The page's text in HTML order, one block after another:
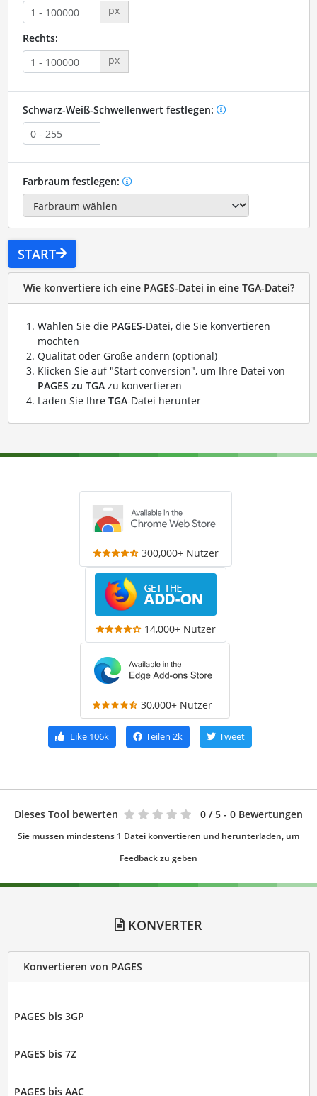
px
Rechts:
px
Schwarz-Weiß-Schwellenwert festlegen:
Farbraum festlegen:
START
Wie konvertiere ich eine PAGES-Datei in eine TGA-Datei?
Wählen Sie die PAGES-Datei, die Sie konvertieren
möchten
Qualität oder Größe ändern (optional)
Klicken Sie auf "Start conversion", um Ihre Datei von
PAGES zu TGAzu konvertieren
Laden Sie Ihre TGA-Datei herunter
300,000+ Nutzer
14,000+ Nutzer
30,000+ Nutzer
Like 106k Teilen 2k Tweet
Dieses Tool bewerten 0 / 5 - 0 Bewertungen
Sie müssen mindestens 1 Datei konvertieren und herunterladen, um
Feedback zu geben
KONVERTER
Konvertieren von PAGES
PAGES bis 3GP
PAGES bis 7Z
PAGES bis AAC